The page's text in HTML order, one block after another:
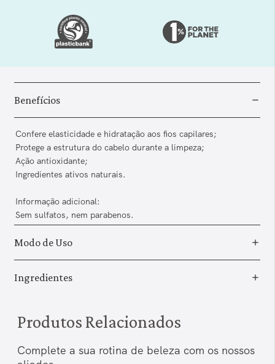
Benefícios
Confere elasticidade e hidratação aos fios capilares;
Protege a estrutura do cabelo durante a limpeza;
Ação antioxidante;
Ingredientes ativos naturais.
Informação adicional:
Sem sulfatos, nem parabenos.
Modo de Uso
Ingredientes
Produtos Relacionados
Complete a sua rotina de beleza com os nossos